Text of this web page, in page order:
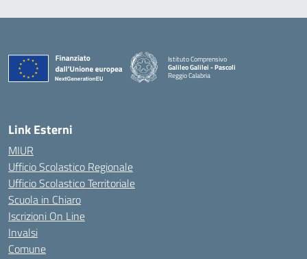
Istituto Comprensivo
Galileo Galilei - Pascoli
Reggio Calabria
Link Esterni
MIUR
Ufficio Scolastico Regionale
Ufficio Scolastico Territoriale
Scuola in Chiaro
Iscrizioni On Line
Invalsi
Comune